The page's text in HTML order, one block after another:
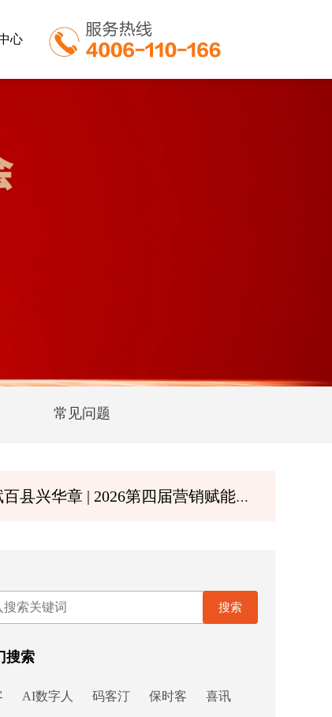
心
常见问题
第四届营销赋能大会暨第二届诚商文化节8月深圳启幕
搜索
搜索
AI数字人 码客汀 保时客 喜讯